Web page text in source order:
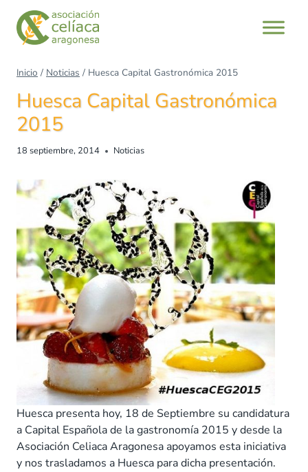
Saltar
contenido
Inicio / Noticias / Huesca Capital Gastronómica 2015
Huesca Capital Gastronómica
2015
18 septiembre, 2014 Noticias
Huesca presenta hoy, 18 de Septiembre su candidatura
a Capital Española de la gastronomía 2015 y desde la
Asociación Celiaca Aragonesa apoyamos esta iniciativa
y nos trasladamos a Huesca para dicha presentación.